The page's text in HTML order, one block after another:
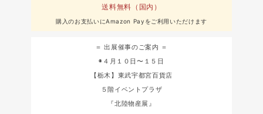
送料無料（国内）
購入のお支払いにAmazon Payをご利用いただけます
＝ 出展催事のご案内 ＝
◉４月１０日〜１５日
【栃木】東武宇都宮百貨店
５階イベントプラザ
『北陸物産展』